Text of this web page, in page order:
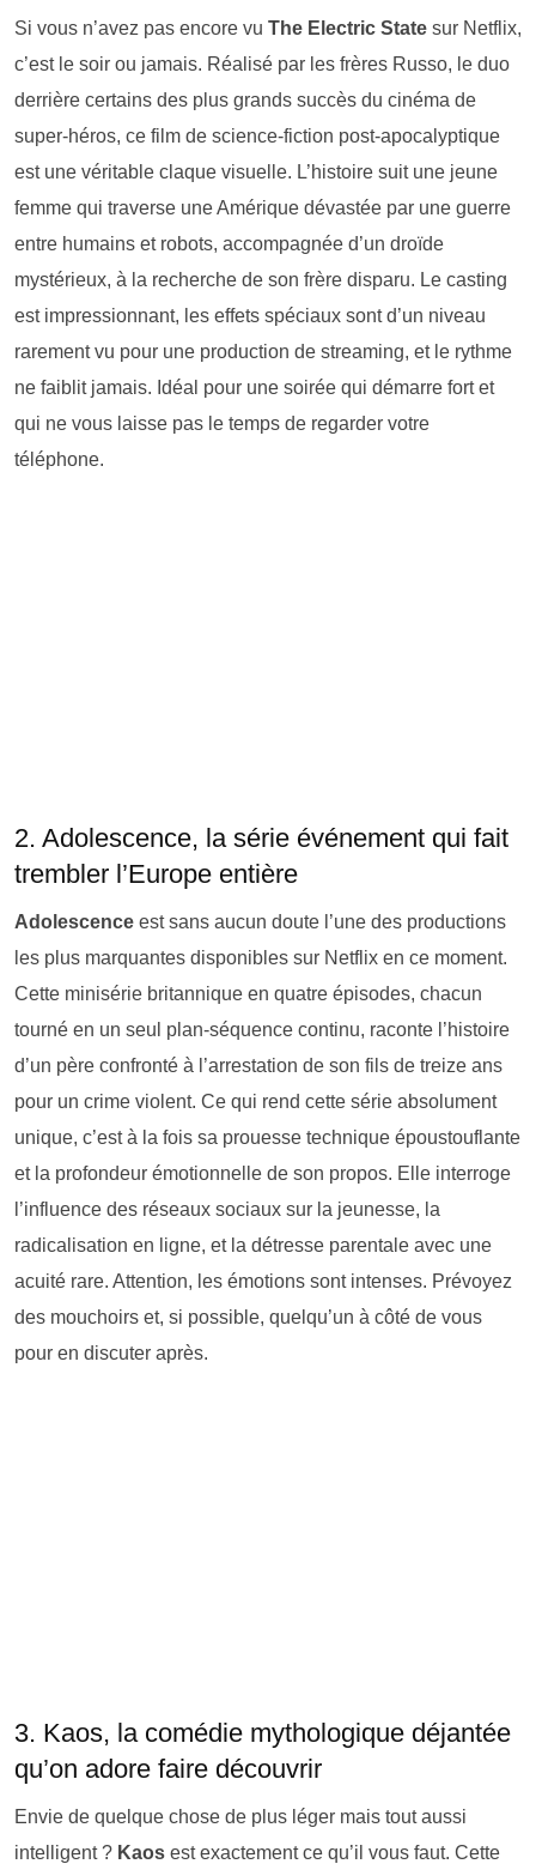
Si vous n’avez pas encore vu The Electric State sur Netflix,
c’est le soir ou jamais. Réalisé par les frères Russo, le duo
derrière certains des plus grands succès du cinéma de
super-héros, ce film de science-fiction post-apocalyptique
est une véritable claque visuelle. L’histoire suit une jeune
femme qui traverse une Amérique dévastée par une guerre
entre humains et robots, accompagnée d’un droïde
mystérieux, à la recherche de son frère disparu. Le casting
est impressionnant, les effets spéciaux sont d’un niveau
rarement vu pour une production de streaming, et le rythme
ne faiblit jamais. Idéal pour une soirée qui démarre fort et
qui ne vous laisse pas le temps de regarder votre
téléphone.
2. Adolescence, la série événement qui fait
trembler l’Europe entière
Adolescence est sans aucun doute l’une des productions
les plus marquantes disponibles sur Netflix en ce moment.
Cette minisérie britannique en quatre épisodes, chacun
tourné en un seul plan-séquence continu, raconte l’histoire
d’un père confronté à l’arrestation de son fils de treize ans
pour un crime violent. Ce qui rend cette série absolument
unique, c’est à la fois sa prouesse technique époustouflante
et la profondeur émotionnelle de son propos. Elle interroge
l’influence des réseaux sociaux sur la jeunesse, la
radicalisation en ligne, et la détresse parentale avec une
acuité rare. Attention, les émotions sont intenses. Prévoyez
des mouchoirs et, si possible, quelqu’un à côté de vous
pour en discuter après.
3. Kaos, la comédie mythologique déjantée
qu’on adore faire découvrir
Envie de quelque chose de plus léger mais tout aussi
intelligent ? Kaos est exactement ce qu’il vous faut. Cette